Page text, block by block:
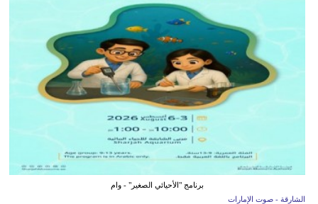
برنامج "الأحيائي الصغير" - وام
الشارقة - صوت الإمارات